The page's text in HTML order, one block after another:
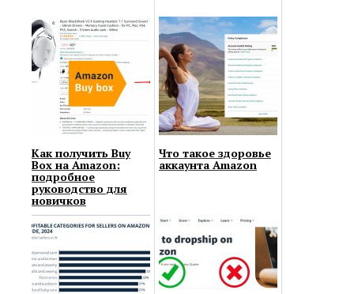
Как получить Buy
Box на Amazon:
подробное
руководство для
новичков
Что такое здоровье
аккаунта Amazon